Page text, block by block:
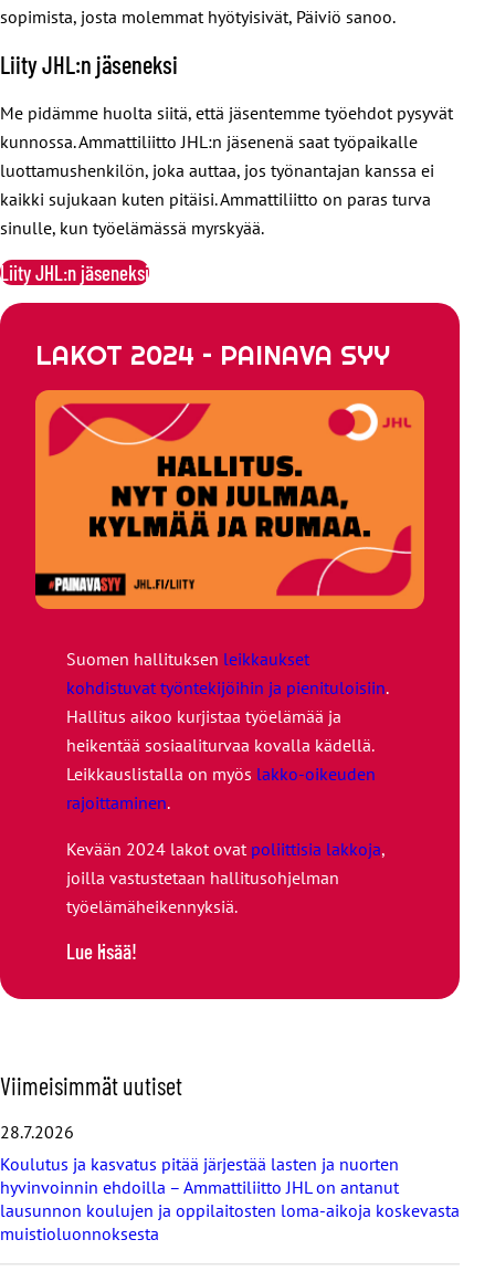
sopimista, josta molemmat hyötyisivät, Päiviö sanoo.
Liity JHL:n jäseneksi
Me pidämme huolta siitä, että jäsentemme työehdot pysyvät
kunnossa. Ammattiliitto JHL:n jäsenenä saat työpaikalle
luottamushenkilön, joka auttaa, jos työnantajan kanssa ei
kaikki sujukaan kuten pitäisi. Ammattiliitto on paras turva
sinulle, kun työelämässä myrskyää.
Liity JHL:n jäseneksi
LAKOT 2024 – PAINAVA SYY
Suomen hallituksen leikkaukset
kohdistuvat työntekijöihin ja pienituloisiin.
Hallitus aikoo kurjistaa työelämää ja
heikentää sosiaaliturvaa kovalla kädellä.
Leikkauslistalla on myös lakko-oikeuden
rajoittaminen.
Kevään 2024 lakot ovat poliittisia lakkoja,
joilla vastustetaan hallitusohjelman
työelämäheikennyksiä.
Lue lisää!
O
h
i
t
a
v
i
i
Viimeisimmät uutiset
28.7.2026
Koulutus ja kasvatus pitää järjestää lasten ja nuorten
hyvinvoinnin ehdoilla – Ammattiliitto JHL on antanut
lausunnon koulujen ja oppilaitosten loma-aikoja koskevasta
muistioluonnoksesta